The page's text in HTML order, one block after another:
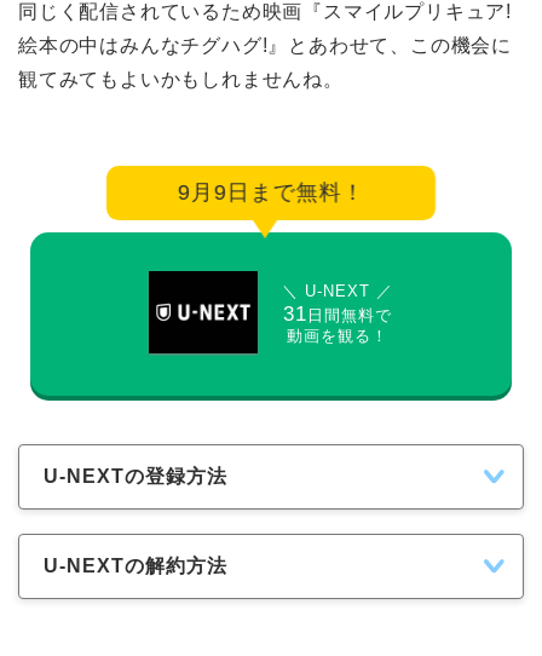
同じく配信されているため映画『スマイルプリキュア!
絵本の中はみんなチグハグ!』とあわせて、この機会に
観てみてもよいかもしれませんね。
9月9日まで無料！
＼ U-NEXT ／
31 日間無料で
動画を観る！
U-NEXTの登録方法
U-NEXTの解約方法